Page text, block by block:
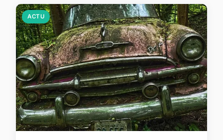
ACTU